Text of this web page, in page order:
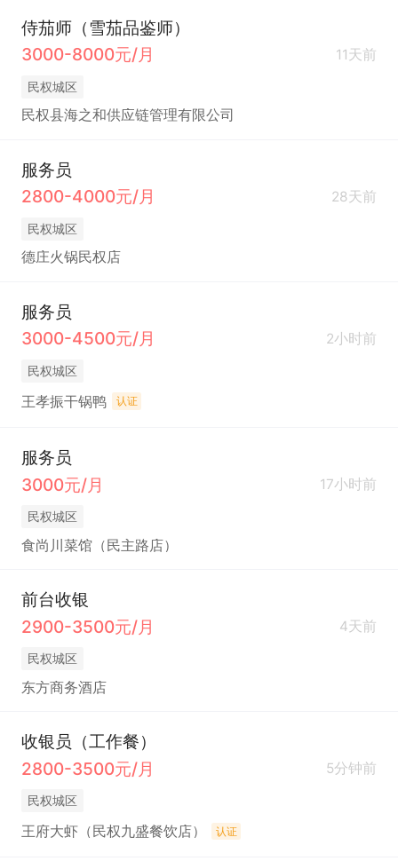
侍茄师（雪茄品鉴师）
3000-8000元/月
11天前
民权城区
民权县海之和供应链管理有限公司
服务员
2800-4000元/月
28天前
民权城区
德庄火锅民权店
服务员
3000-4500元/月
2小时前
民权城区
王孝振干锅鸭 认证
服务员
3000元/月
17小时前
民权城区
食尚川菜馆（民主路店）
前台收银
2900-3500元/月
4天前
民权城区
东方商务酒店
收银员（工作餐）
2800-3500元/月
5分钟前
民权城区
王府大虾（民权九盛餐饮店） 认证